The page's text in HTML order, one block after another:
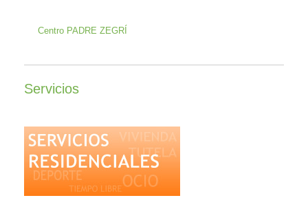
Centro PADRE ZEGRÍ
Servicios